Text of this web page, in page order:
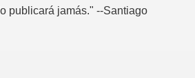
publicará jamás." --Santiago